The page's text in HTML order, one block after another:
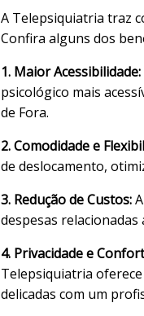
A Telepsiquiatria traz
Confira alguns dos
1. Maior Acessibilidade:
psicológico mais
de Fora.
2. Comodidade e
de deslocamento,
3. Redução de Custos:
despesas
4. Privacidade e
Telepsiquiatria
delicadas com um